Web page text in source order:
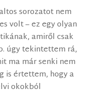
sorozatot nem
volt – ez egy olyan
amiről csak
úgy tekintettem rá,
ma már senki nem
is értettem, hogy a
okokból